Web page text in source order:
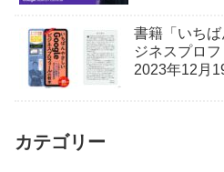
書籍「いち
ジネスプロ
2023年12月
カテゴリー